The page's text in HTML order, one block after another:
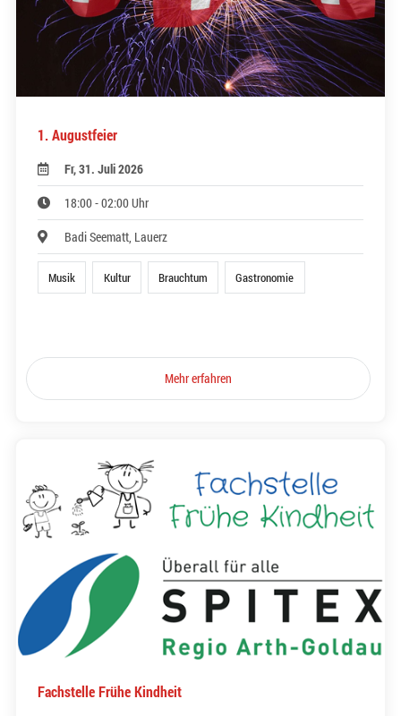
1. Augustfeier
Fr, 31. Juli 2026
18:00 - 02:00 Uhr
Badi Seematt, Lauerz
Musik Kultur Brauchtum Gastronomie
Mehr erfahren
Fachstelle Frühe Kindheit